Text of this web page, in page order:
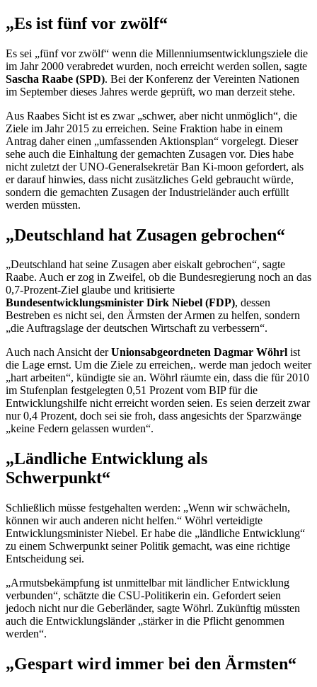
„Es ist fünf vor zwölf“
Es sei „fünf vor zwölf“ wenn die Millenniumsentwicklungsziele die
im Jahr 2000 verabredet wurden, noch erreicht werden sollen, sagte
Sascha Raabe (SPD). Bei der Konferenz der Vereinten Nationen
im September dieses Jahres werde geprüft, wo man derzeit stehe.
Aus Raabes Sicht ist es zwar „schwer, aber nicht unmöglich“, die
Ziele im Jahr 2015 zu erreichen. Seine Fraktion habe in einem
Antrag daher einen „umfassenden Aktionsplan“ vorgelegt. Dieser
sehe auch die Einhaltung der gemachten Zusagen vor. Dies habe
nicht zuletzt der UNO-Generalsekretär Ban Ki-moon gefordert, als
er darauf hinwies, dass nicht zusätzliches Geld gebraucht würde,
sondern die gemachten Zusagen der Industrieländer auch erfüllt
werden müssten.
„Deutschland hat Zusagen gebrochen“
„Deutschland hat seine Zusagen aber eiskalt gebrochen“, sagte
Raabe. Auch er zog in Zweifel, ob die Bundesregierung noch an das
0,7-Prozent-Ziel glaube und kritisierte
Bundesentwicklungsminister Dirk Niebel (FDP), dessen
Bestreben es nicht sei, den Ärmsten der Armen zu helfen, sondern
„die Auftragslage der deutschen Wirtschaft zu verbessern“.
Auch nach Ansicht derUnionsabgeordneten Dagmar Wöhrl ist
die Lage ernst. Um die Ziele zu erreichen,. werde man jedoch weiter
„hart arbeiten“, kündigte sie an. Wöhrl räumte ein, dass die für 2010
im Stufenplan festgelegten 0,51 Prozent vom BIP für die
Entwicklungshilfe nicht erreicht worden seien. Es seien derzeit zwar
nur 0,4 Prozent, doch sei sie froh, dass angesichts der Sparzwänge
„keine Federn gelassen wurden“.
„Ländliche Entwicklung als
Schwerpunkt“
Schließlich müsse festgehalten werden: „Wenn wir schwächeln,
können wir auch anderen nicht helfen.“ Wöhrl verteidigte
Entwicklungsminister Niebel. Er habe die „ländliche Entwicklung“
zu einem Schwerpunkt seiner Politik gemacht, was eine richtige
Entscheidung sei.
„Armutsbekämpfung ist unmittelbar mit ländlicher Entwicklung
verbunden“, schätzte die CSU-Politikerin ein. Gefordert seien
jedoch nicht nur die Geberländer, sagte Wöhrl. Zukünftig müssten
auch die Entwicklungsländer „stärker in die Pflicht genommen
werden“.
„Gespart wird immer bei den Ärmsten“